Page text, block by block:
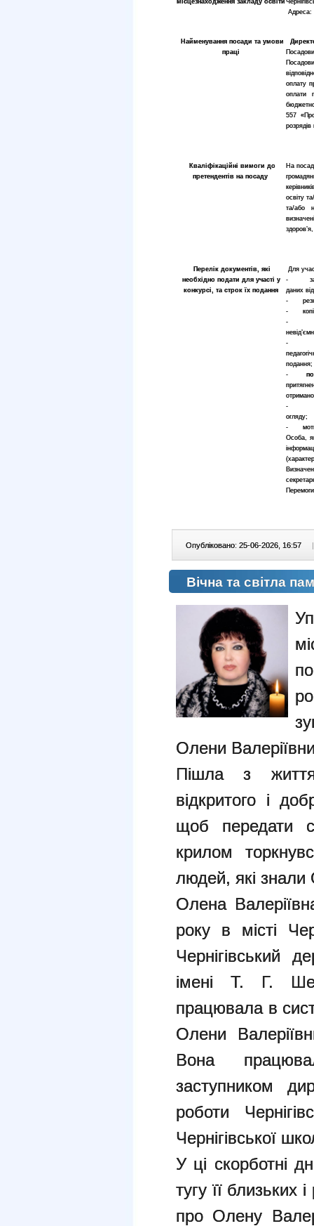
місцезнаходження закладу освіти
Адреса:
Найменування посади та умови
праці
оплату
оплати
557
розрядів
Кваліфікаційні вимоги до
претендентів на посаду
На
освіту
та/або
Перелік документів, які
необхідно подати для участі у
конкурсі, та строк їх подання
Для
- заява
даних
-
- копія
- копія
- копія
подання;
-
-
огляду;
-
Особа,
Опубліковано: 25-06-2026, 16:57 |
Вічна та світла
Олени
Пішла з
відкритого і
щоб передати
крилом
людей, які знали
Олена
року в місті
Чернігівський
імені Т. Г.
працювала в
Олени
Вона
заступником
роботи
Чернігівської
У ці скорботні
тугу її близьких
про Олену